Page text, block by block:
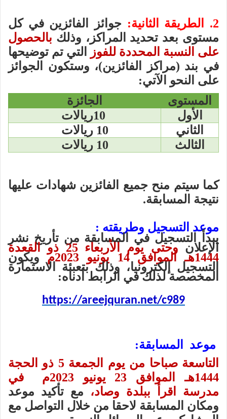
2. الطريقة الثانية:
جوائز الفائزين في كل
مستوى بعد تحديد المراكز، وذلك بالحصول
على النسبة المحددة للفوز
التي تم توضيحها
في بند (مراكز الفائزين)، وستكون الجوائز
على النحو الآتي:
المستوى
الجائزة
الأول
10ريالات
الثاني
10 ريالات
الثالث
10 ريالات
كما سيتم منح جميع الفائزين شهادات عليها
نتيجة المسابقة.
موعد التسجيل وطريقته :
يبدأ التسجيل في المسابقة من تأريخ نشر
الإعلان وحتى يوم الأربعاء 25 ذو القعدة
1444هـ الموافق 14 يونيو 2023م ويكون
التسجيل إلكترونيا، وذلك بتعبئة الاستمارة
المخصصة لذلك في الرابط أدناه:
https://areejquran.net/c989
موعد المسابقة:
التاسعة صباحا من يوم الجمعة 5 ذو الحجة
1444هـ الموافق 23 يونيو 2023م
في
مدرسة اقرأ ببلدة وصاد، مع تأكيد موعد
ومكان المسابقة لاحقا من خلال التواصل مع